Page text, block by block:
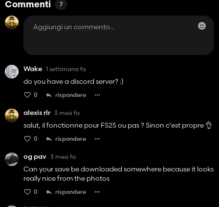
Commenti 7
Wake 1 settimana fa
do you have a discord server? :)
0 rispondere
alexis rlr 3 mesi fa
salut, il fonctionne pour FS25 ou pas ? Sinon c'est propre 👌
0 rispondere
og pav 3 mesi fa
Can your save be downloaded somewhere because it looks
really nice from the photos
0 rispondere